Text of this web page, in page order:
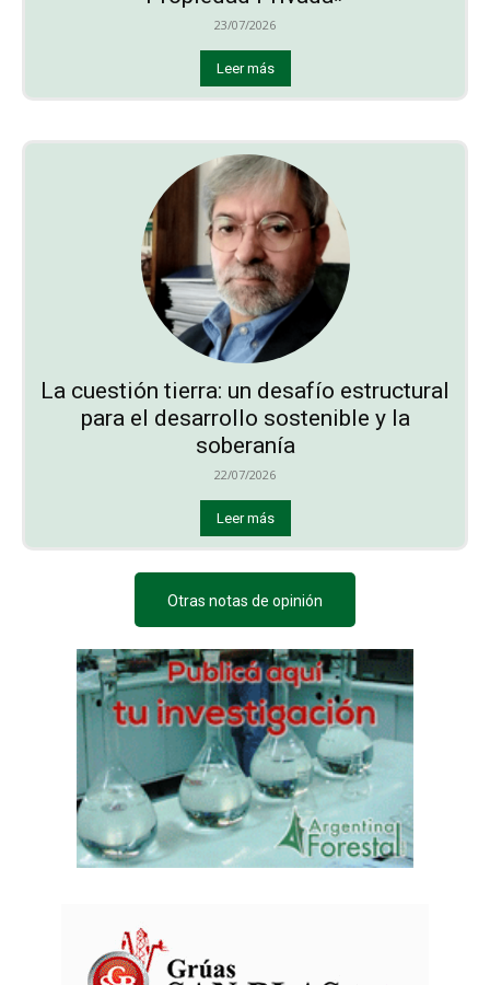
23/07/2026
Leer más
La cuestión tierra: un desafío estructural
para el desarrollo sostenible y la
soberanía
22/07/2026
Leer más
Otras notas de opinión